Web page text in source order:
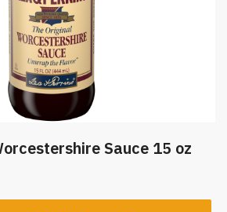
Sauce 15 oz